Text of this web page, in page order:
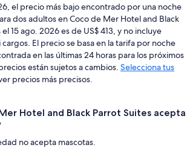
el precio más bajo encontrado por una noche
dos adultos en Coco de Mer Hotel and Black
15 ago. 2026 es de US$ 413, y no incluye
El precio se basa en la tarifa por noche
en las últimas 24 horas para los próximos
están sujetos a cambios. Selecciona tus
precios más precisos.
Hotel and Black Parrot Suites acepta
no acepta mascotas.